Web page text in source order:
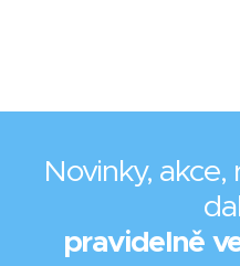
Novinky,
pravidelně